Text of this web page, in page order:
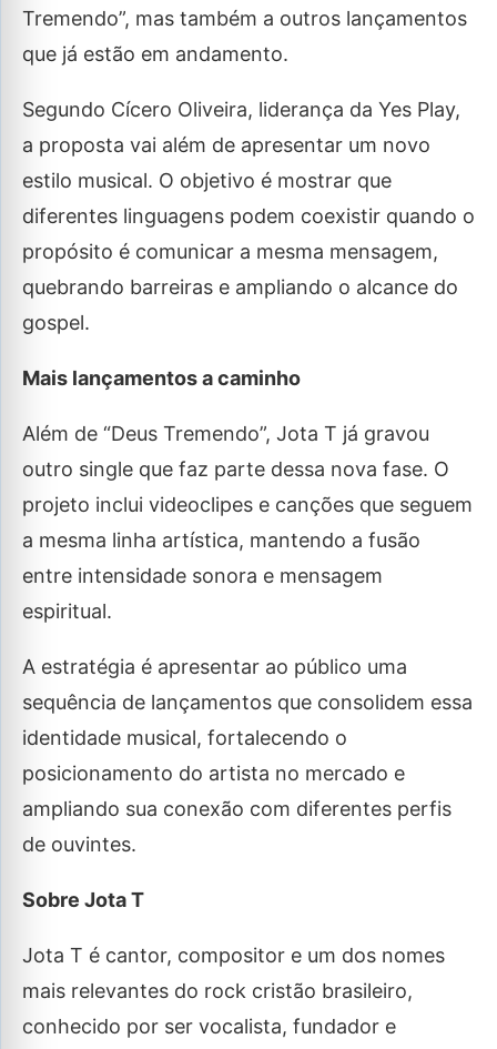
Tremendo”, mas também a outros lançamentos
que já estão em andamento.
Segundo Cícero Oliveira, liderança da Yes Play,
a proposta vai além de apresentar um novo
estilo musical. O objetivo é mostrar que
diferentes linguagens podem coexistir quando o
propósito é comunicar a mesma mensagem,
quebrando barreiras e ampliando o alcance do
gospel.
Mais lançamentos a caminho
Além de “Deus Tremendo”, Jota T já gravou
outro single que faz parte dessa nova fase. O
projeto inclui videoclipes e canções que seguem
a mesma linha artística, mantendo a fusão
entre intensidade sonora e mensagem
espiritual.
A estratégia é apresentar ao público uma
sequência de lançamentos que consolidem essa
identidade musical, fortalecendo o
posicionamento do artista no mercado e
ampliando sua conexão com diferentes perfis
de ouvintes.
Sobre Jota T
Jota T é cantor, compositor e um dos nomes
mais relevantes do rock cristão brasileiro,
conhecido por ser vocalista, fundador e